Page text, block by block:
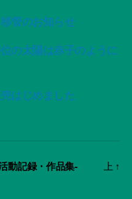
管のお知らせ
の太陽は赤子のように
はじめました
動記録・作品集-
上 ↑